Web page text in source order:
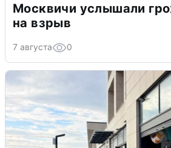
Москвичи услышали
на взрыв
7 августа 0